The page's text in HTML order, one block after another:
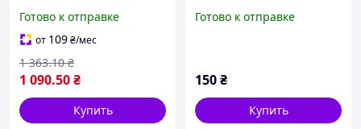
мошонки для продления
полового акта шоп1
Готово к отправке
от 109₴/мес
1 090.50₴
1 363.10 ₴
Купить
продления полового акта
Готово к отправке
150₴
Купить